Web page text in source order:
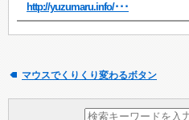
http://yuzumaru.info/･･･
マウスでくりくり変わるボタン